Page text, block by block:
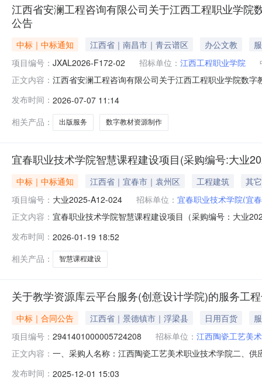
江西省安澜工程咨询有限公司关于江西工程职业学
公告
中标｜中标通知 江西省｜南昌市｜青云谱区 办公文教
项目编号： JXAL2026-F172-02 招标单位： 江西工程职业学院
正文内容： 江西省安澜工程咨询有限公司关于江西工程职业学院数
商联系人：罗婧3、成交供应商联系电话：
发布时间： 2026-07-07 11:14
相关产品：
出版服务 数字教材资源制作
宜春职业技术学院智慧课程建设项目(采购编号:大业
中标｜中标通知 江西省｜宜春市｜袁州区 工程建筑
其它
项目编号： 大业2025-A12-024 招标单位： 宜春职业技术学院(宜
正文内容： 宜春职业技术学院智慧课程建设项目（采购编号：大业
南昌高新技术产业开发区艾溪湖北路188号万科海上传
发布时间： 2026-01-19 18:52
相关产品：
智慧课程建设
关于教学资源库云平台服务(创意设计学院)的服务工
中标｜合同公告 江西省｜景德镇市｜浮梁县 日用百货
项目编号： 2941401000005724208 招标单位： 江西陶瓷工艺美
正文内容： 一、采购人名称：江西陶瓷工艺美术职业技术学院二、
1.00188000188000服务要求或标的基本概况：七、其它
发布时间： 2025-12-01 15:03